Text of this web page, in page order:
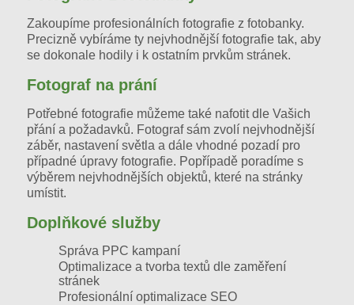
Zakoupíme profesionálních fotografie z fotobanky.
Precizně vybíráme ty nejvhodnější fotografie tak, aby
se dokonale hodily i k ostatním prvkům stránek.
Fotograf na prání
Potřebné fotografie můžeme také nafotit dle Vašich
přání a požadavků. Fotograf sám zvolí nejvhodnější
záběr, nastavení světla a dále vhodné pozadí pro
případné úpravy fotografie. Popřípadě poradíme s
výběrem nejvhodnějších objektů, které na stránky
umístit.
Doplňkové služby
Správa PPC kampaní
Optimalizace a tvorba textů dle zaměření
stránek
Profesionální optimalizace SEO